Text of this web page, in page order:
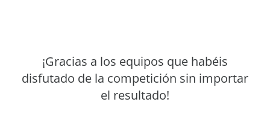
¡Gracias a los equipos que habéis
disfutado de la competición sin importar
el resultado!